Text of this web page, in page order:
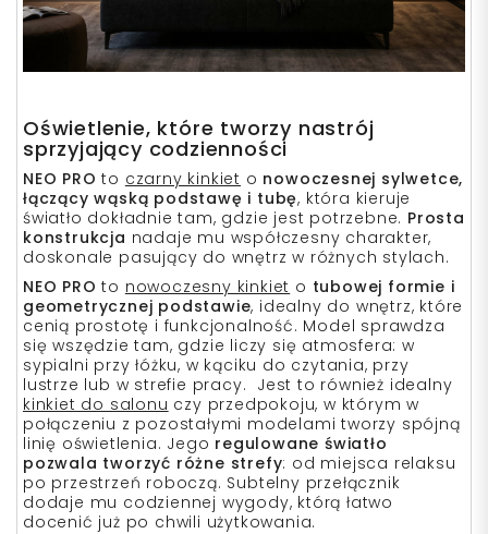
Oświetlenie, które tworzy nastrój
sprzyjający codzienności
NEO PRO to czarny kinkiet o nowoczesnej sylwetce,
łączący wąską podstawę i tubę, która kieruje
światło dokładnie tam, gdzie jest potrzebne. Prosta
konstrukcja nadaje mu współczesny charakter,
doskonale pasujący do wnętrz w różnych stylach.
NEO PRO to nowoczesny kinkiet o tubowej formie i
geometrycznej podstawie, idealny do wnętrz, które
cenią prostotę i funkcjonalność. Model sprawdza
się wszędzie tam, gdzie liczy się atmosfera: w
sypialni przy łóżku, w kąciku do czytania, przy
lustrze lub w strefie pracy. Jest to również idealny
kinkiet do salonu czy przedpokoju, w którym w
połączeniu z pozostałymi modelami tworzy spójną
linię oświetlenia. Jego regulowane światło
pozwala tworzyć różne strefy: od miejsca relaksu
po przestrzeń roboczą. Subtelny przełącznik
dodaje mu codziennej wygody, którą łatwo
docenić już po chwili użytkowania.